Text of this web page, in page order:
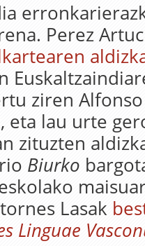
Perez
ziren
lau urte
zituzten
Biurko
Lasak
Linguae